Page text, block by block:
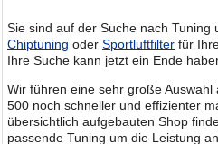
Sie sind auf der Suche nach Tuning
Chiptuning oder Sportluftfilter für
Ihre Suche kann jetzt ein Ende
Wir führen eine sehr große
500 noch schneller und effizienter
übersichtlich aufgebauten Shop
passende Tuning um die Leistung